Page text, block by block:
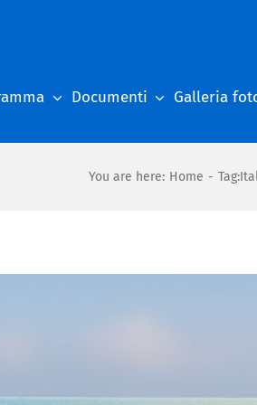
Documenti Galleria
You are here: Home - Tag: